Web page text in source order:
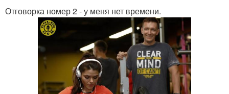
Отговорка номер 2 - у меня нет времени.